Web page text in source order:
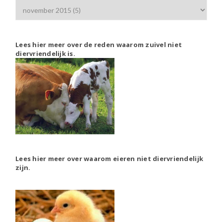
Lees hier meer over de reden waarom zuivel niet
diervriendelijk is.
Lees hier meer over waarom eieren niet diervriendelijk
zijn.